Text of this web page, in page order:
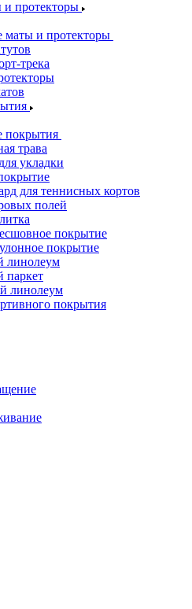
протекторы
маты и протекторы
трека
покрытия
трава
укладки
для теннисных кортов
полей
покрытие
покрытие
линолеум
паркет
линолеум
покрытия